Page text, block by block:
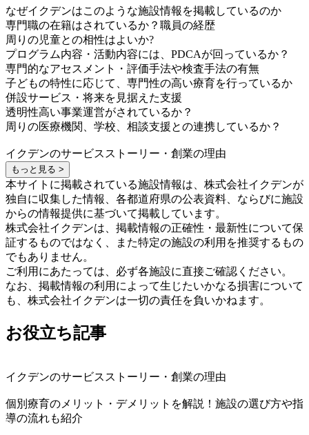
なぜイクデンはこのような施設情報を掲載しているのか
専門職の在籍はされているか？職員の経歴
周りの児童との相性はよいか?
プログラム内容・活動内容には、PDCAが回っているか？
専門的なアセスメント・評価手法や検査手法の有無
子どもの特性に応じて、専門性の高い療育を行っているか
併設サービス・将来を見据えた支援
透明性高い事業運営がされているか？
周りの医療機関、学校、相談支援との連携しているか？
イクデンのサービスストーリー・創業の理由
もっと見る >
本サイトに掲載されている施設情報は、株式会社イクデンが
独自に収集した情報、各都道府県の公表資料、ならびに施設
からの情報提供に基づいて掲載しています。
株式会社イクデンは、掲載情報の正確性・最新性について保
証するものではなく、また特定の施設の利用を推奨するもの
でもありません。
ご利用にあたっては、必ず各施設に直接ご確認ください。
なお、掲載情報の利用によって生じたいかなる損害について
も、株式会社イクデンは一切の責任を負いかねます。
お役立ち記事
イクデンのサービスストーリー・創業の理由
個別療育のメリット・デメリットを解説！施設の選び方や指
導の流れも紹介